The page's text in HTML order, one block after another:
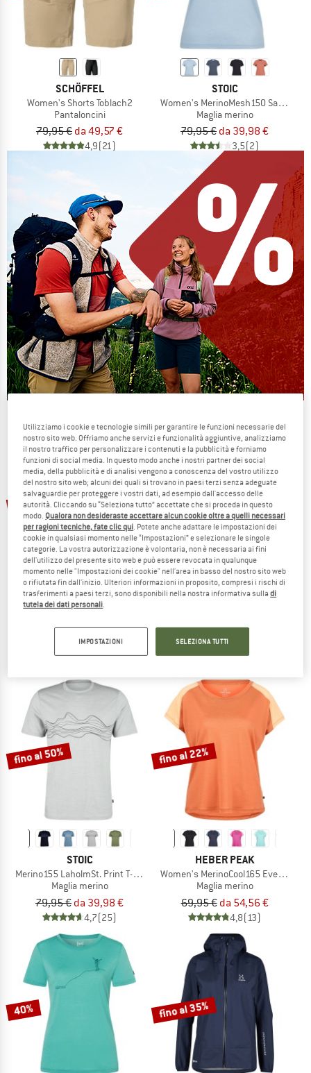
SCHÖFFEL
Women's Shorts Toblach2
Pantaloncini
79,95 € da 49,57 €
4,9(21)
STOIC
Women's MerinoMesh150 SadjemSt.
Maglia merino
79,95 € da 39,98 €
3,5(2)
phase
NOW UP TO 50% OFF
TO THE SALE
fino al 52%
HEBER PEAK
Pantaloncini
fino al 45%
Maglia merino
fino al 50%
STOIC
Merino155 LaholmSt. Print T-Shirt Lines
Maglia merino
79,95 € da 39,98 €
4,7(25)
fino al 22%
HEBER PEAK
Women's MerinoCool165
Maglia merino
69,95 € da 54,56 €
4,8(13)
40% fino al 35%
Utilizziamo i cookie e tecnologie simili per garantire le funzioni necessarie del
nostro sito web. Offriamo anche servizi e funzionalità aggiuntive, analizziamo
il nostro traffico per personalizzare i contenuti e la pubblicità e forniamo
funzioni di social media. In questo modo anche i nostri partner dei social
media, della pubblicità e di analisi vengono a conoscenza del vostro utilizzo
del nostro sito web; alcuni dei quali si trovano in paesi terzi senza adeguate
salvaguardie per proteggere i vostri dati, ad esempio dall'accesso delle
autorità. Cliccando su “Seleziona tutto” accettate che si proceda in questo
modo. Qualora non desideraste accettare alcun cookie oltre a quelli necessari
per ragioni tecniche, fate clic qui. Potete anche adattare le impostazioni dei
cookie in qualsiasi momento nelle “Impostazioni” e selezionare le singole
categorie. La vostra autorizzazione è volontaria, non è necessaria ai fini
dell'utilizzo del presente sito web e può essere revocata in qualunque
momento nelle "Impostazioni dei cookie" nell'area in basso del nostro sito web
o rifiutata fin dall'inizio. Ulteriori informazioni in proposito, compresi i rischi di
trasferimenti a paesi terzi, sono disponibili nella nostra informativa sulladi
tutela dei dati personali.
IMPOSTAZIONI SELEZIONA TUTTI